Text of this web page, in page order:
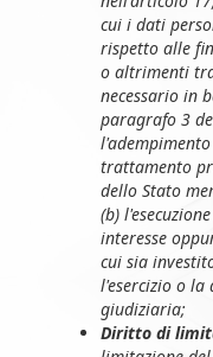
cui i dati
rispetto alle
o altrimenti
necessario in
paragrafo 3
trattamento
dello Stato
(b)
interesse
cui sia
l'esercizio o la
giudiziaria;
Diritto di